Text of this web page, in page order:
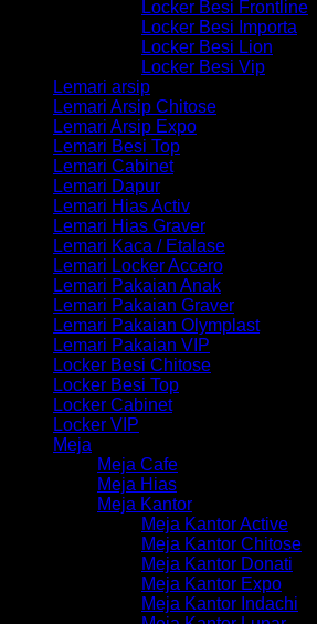
Locker Besi Frontline
Locker Besi Importa
Locker Besi Lion
Locker Besi Vip
Lemari arsip
Lemari Arsip Chitose
Lemari Arsip Expo
Lemari Besi Top
Lemari Cabinet
Lemari Dapur
Lemari Hias Activ
Lemari Hias Graver
Lemari Kaca / Etalase
Lemari Locker Accero
Lemari Pakaian Anak
Lemari Pakaian Graver
Lemari Pakaian Olymplast
Lemari Pakaian VIP
Locker Besi Chitose
Locker Besi Top
Locker Cabinet
Locker VIP
Meja
Meja Cafe
Meja Hias
Meja Kantor
Meja Kantor Active
Meja Kantor Chitose
Meja Kantor Donati
Meja Kantor Expo
Meja Kantor Indachi